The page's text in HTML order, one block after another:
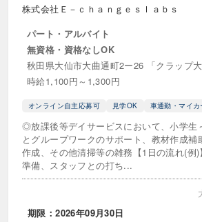
株式会社Ｅ－ｃｈａｎｇｅｓｌａｂｓ
パート・アルバイト
無資格・資格なしOK
秋田県大仙市大曲通町2ー26 「クラップ大
時給1,100円～1,300円
オンライン自主応募可 見学OK 車通勤・マイ
◎放課後等デイサービスにおいて、小学生
とグループワークのサポート、教材作成補
作成、その他清掃等の雑務【1日の流れ(例
準備、スタッフとの打ち...
期限：2026年09月30日